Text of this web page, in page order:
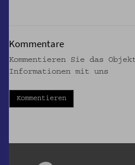
Kommentare
Kommentieren Sie das
Informationen mit uns
Kommentieren